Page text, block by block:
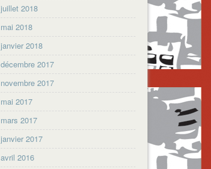
juillet 2018
mai 2018
janvier 2018
décembre 2017
novembre 2017
mai 2017
mars 2017
janvier 2017
avril 2016